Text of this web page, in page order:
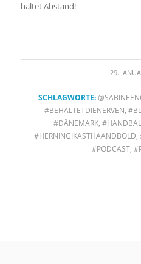
haltet Abstand!
29.
SCHLAGWORTE:
#BEHALTETDIENERVEN
#DÄNEMARK ,
#HERNINGIKASTHAANDBOLD
#PODCAST,